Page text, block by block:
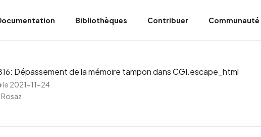
Bibliothèques Contribuer Communauté
Dépassement de la mémoire tampon dans CGI.escape_html
le 2021-11-24